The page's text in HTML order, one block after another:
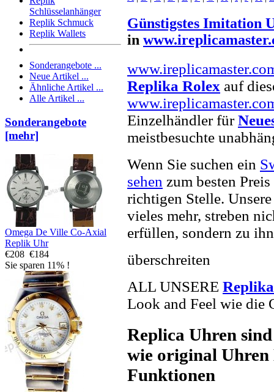
Schlüsselanhänger
Replik Schmuck
Replik Wallets
Sonderangebote ...
Neue Artikel ...
Ähnliche Artikel ...
Alle Artikel ...
Sonderangebote
[mehr]
Omega De Ville Co-Axial
Replik Uhr
€208 €184
Sie sparen 11% !
Günstigstes Imitation
in
Replika Rolex auf
Einzelhändler für
meistbesuchte
Wenn Sie suchen ein
sehen zum besten
richtigen Stelle.
vieles mehr, streben
erfüllen, sondern zu
überschreiten
ALL UNSERE
Look and Feel wie die
Replica Uhren
wie original Uhren
Funktionen